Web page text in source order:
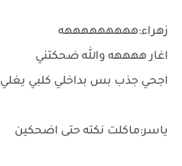
زهراء:هههههههههه
اغار ههههه والله ضحكتني
اجحي جذب بس بداخلي كلبي يغلي
ياسر:ماكلت نكته حتى اضحكين